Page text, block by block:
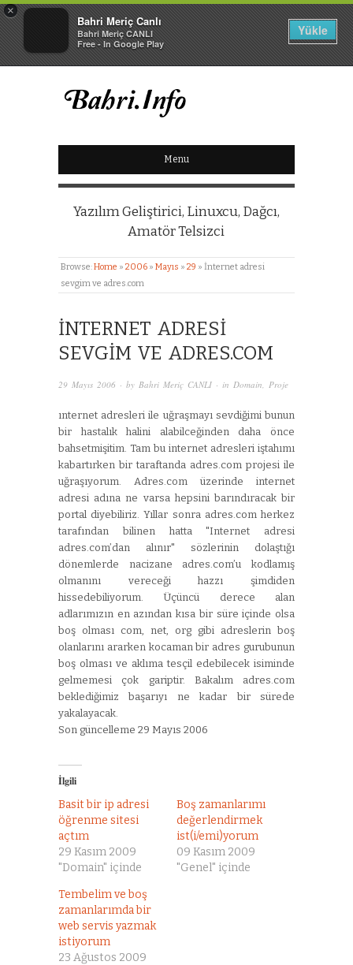
×
Bahri Meriç Canlı
Bahri Meriç CANLI
Free - In Google Play
Yükle
BAHRI MERIÇ CANLI
KIŞISEL WEB SITESI
Menu
Yazılım Geliştirici, Linuxcu, Dağcı,
Amatör Telsizci
Browse:Home » 2006 » Mayıs » 29 » İnternet adresi
sevgim ve adres.com
İNTERNET ADRESI
SEVGIM VE ADRES.COM
29 Mayıs 2006 · by Bahri Meriç CANLI · in Domain, Proje
ınternet adresleri ile uğraşmayı sevdiğimi bunun
bir hastalık halini alabilceğinden daha önce
bahsetmişitim. Tam bu internet adresleri iştahımı
kabartırken bir taraftanda adres.com projesi ile
uğraşıyorum. Adres.com üzerinde internet
adresi adına ne varsa hepsini barındıracak bir
portal diyebiliriz. Yıllar sonra adres.com herkez
tarafından bilinen hatta "Internet adresi
adres.com’dan alınır" sözlerinin dolaştığı
dönemlerde nacizane adres.com’u kodlamış
olmanını vereceği hazzı şimdiden
hissedebiliyorum. Üçüncü derece alan
adlarımızın en azından kısa bir süre içinde olsa
boş olması com, net, org gibi adreslerin boş
olanlarını ararken kocaman bir adres gurubunun
boş olması ve aklıma tesçil edebilecek isiminde
gelmemesi çok gariptir. Bakalım adres.com
beklediğimiz başarıyı ne kadar bir sürede
yakalayacak.
Son güncelleme 29 Mayıs 2006
İlgili
Basit bir ip adresi
öğrenme sitesi
açtım
29 Kasım 2009
"Domain" içinde
Boş zamanlarımı
değerlendirmek
ist(i/emi)yorum
09 Kasım 2009
"Genel" içinde
Tembelim ve boş
zamanlarımda bir
web servis yazmak
istiyorum
23 Ağustos 2009